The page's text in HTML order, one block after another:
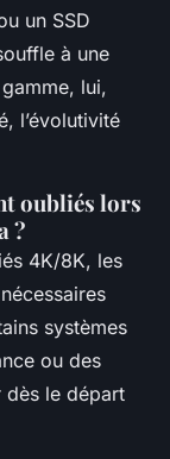
un SSD
à une
lui,
l’évolutivité
oubliés lors
?
4K/8K, les
systèmes
ou des
le départ